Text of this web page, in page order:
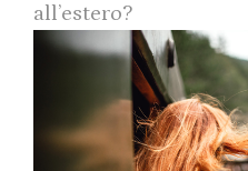
all’estero?